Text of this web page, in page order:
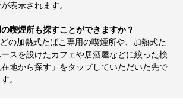
表示されます。
喫煙所も探すことができますか？
の加熱式たばこ専用の喫煙所や、加熱式た
スを設けたカフェや居酒屋などに絞った検
地から探す」をタップしていただいた先で
。